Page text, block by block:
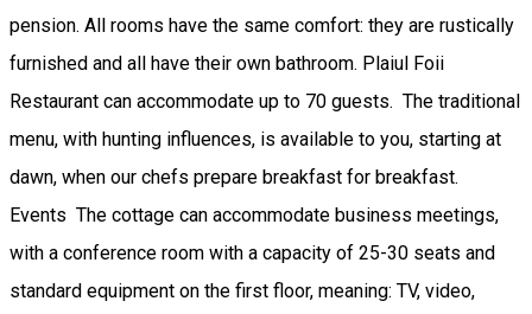
pension. All rooms have the same comfort: they are rustically
furnished and all have their own bathroom. Plaiul Foii
Restaurant can accommodate up to 70 guests. The traditional
menu, with hunting influences, is available to you, starting at
dawn, when our chefs prepare breakfast for breakfast.
Events The cottage can accommodate business meetings,
with a conference room with a capacity of 25-30 seats and
standard equipment on the first floor, meaning: TV, video,